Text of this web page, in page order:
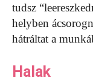
tudsz
helyben
hátráltat a
Halak